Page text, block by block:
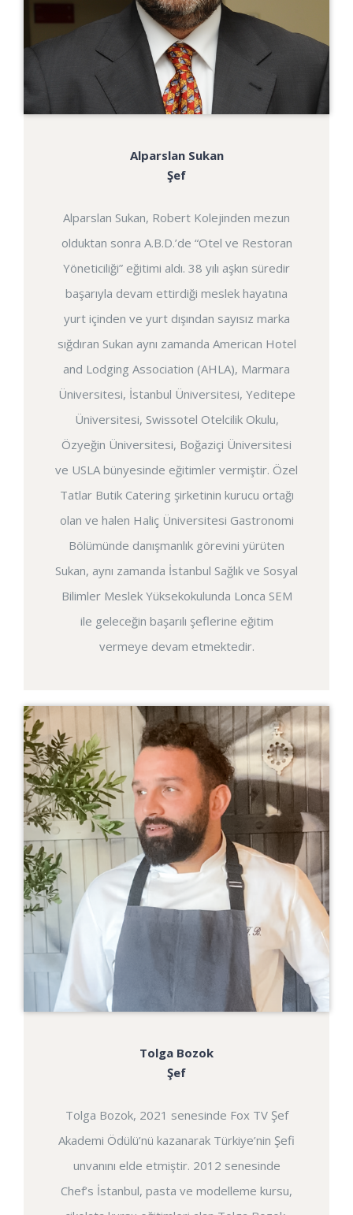
Alparslan Sukan
Şef
Alparslan Sukan, Robert Kolejinden mezun
olduktan sonra A.B.D.’de “Otel ve Restoran
Yöneticiliği” eğitimi aldı. 38 yılı aşkın süredir
başarıyla devam ettirdiği meslek hayatına
yurt içinden ve yurt dışından sayısız marka
sığdıran Sukan aynı zamanda American Hotel
and Lodging Association (AHLA), Marmara
Üniversitesi, İstanbul Üniversitesi, Yeditepe
Üniversitesi, Swissotel Otelcilik Okulu,
Özyeğin Üniversitesi, Boğaziçi Üniversitesi
ve USLA bünyesinde eğitimler vermiştir. Özel
Tatlar Butik Catering şirketinin kurucu ortağı
olan ve halen Haliç Üniversitesi Gastronomi
Bölümünde danışmanlık görevini yürüten
Sukan, aynı zamanda İstanbul Sağlık ve Sosyal
Bilimler Meslek Yüksekokulunda Lonca SEM
ile geleceğin başarılı şeflerine eğitim
vermeye devam etmektedir.
Tolga Bozok
Şef
Tolga Bozok, 2021 senesinde Fox TV Şef
Akademi Ödülü’nü kazanarak Türkiye’nin Şefi
unvanını elde etmiştir. 2012 senesinde
Chef’s İstanbul, pasta ve modelleme kursu,